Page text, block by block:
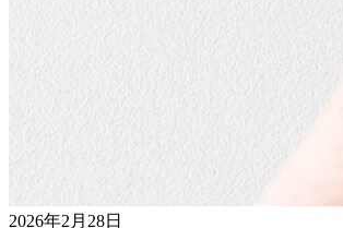
2026年2月28日